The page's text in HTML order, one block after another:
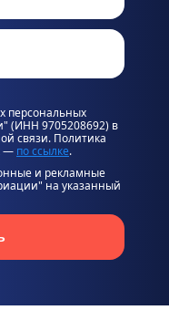
персональных
(ИНН 9705208692) в
связи. Политика
— по ссылке.
и рекламные
на указанный